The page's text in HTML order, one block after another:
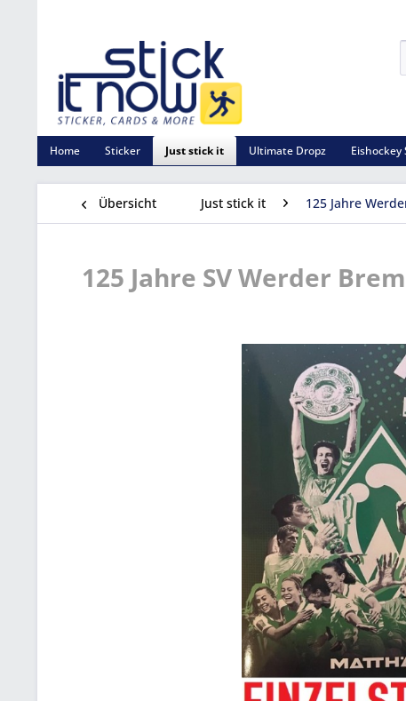
Home Sticker Just stick it Ultimate Dropz Eishockey
Übersicht Just stick it 125 Jahre
125 Jahre SV Werder